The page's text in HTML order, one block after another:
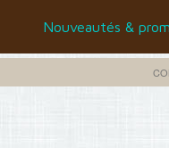
Nouveautés &